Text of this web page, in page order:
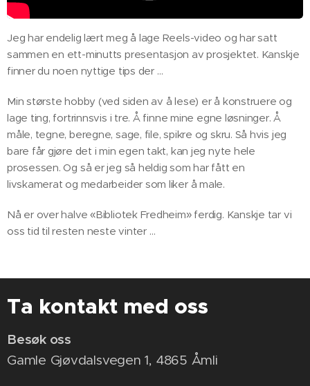
Jeg har endelig lært meg å lage Reels-video og har satt
sammen en ett-minutts presentasjon av prosjektet. Kanskje
finner du noen nyttige tips der …
Min største hobby (ved siden av å lese) er å konstruere og
lage ting, fortrinnsvis i tre. Å finne mine egne løsninger. Å
måle, tegne, beregne, sage, file, spikre og skru. Så hvis jeg
bare får gjøre det i min egen takt, kan jeg nyte hele
prosessen. Og så er jeg så heldig som har fått en
livskamerat og medarbeider som liker å male.
Nå er over halve «Bibliotek Fredheim» ferdig. Kanskje tar vi
oss tid til resten neste vinter …
Ta kontakt med oss
Besøk oss
Gamle Gjøvdalsvegen 1, 4865 Åmli